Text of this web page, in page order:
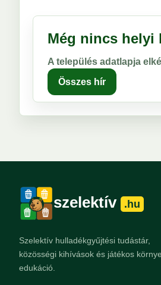
Még nincs helyi
A település adatlapja
Összes hír
szelektív .hu
Szelektív hulladékgyűjtési tudástár,
közösségi kihívások és játékos
edukáció.